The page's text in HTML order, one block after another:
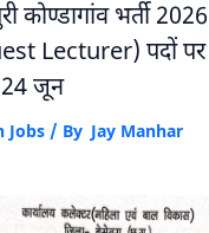
कोण्डागांव भर्ती
Lecturer) पदों पर
24 जून
Jobs/ By Jay Manhar